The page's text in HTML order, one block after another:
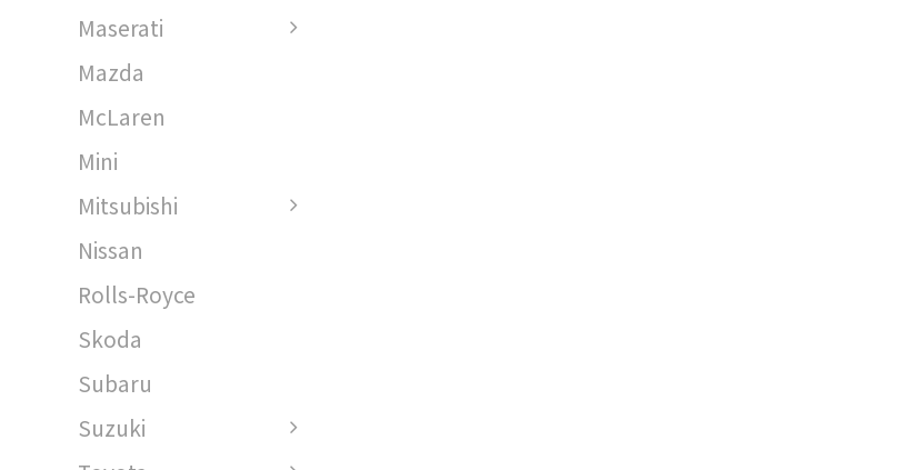
Maserati
Mazda
McLaren
Mini
Mitsubishi
Nissan
Rolls-Royce
Skoda
Subaru
Suzuki